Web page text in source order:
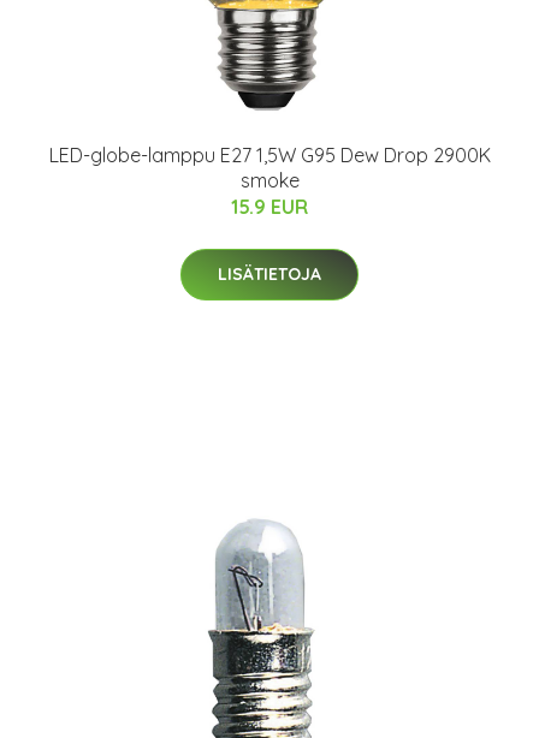
LED-globe-lamppu E27 1,5W G95 Dew Drop 2900K
smoke
15.9 EUR
LISÄTIETOJA